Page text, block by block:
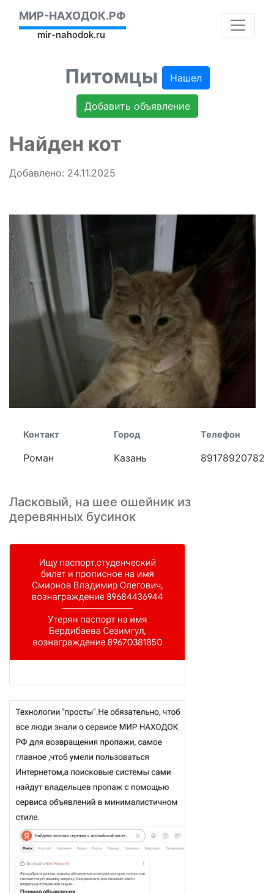
МИР-НАХОДОК.РФ
mir-nahodok.ru
Питомцы Нашел
Добавить объявление
Найден кот
Добавлено: 24.11.2025
Контакт
Роман
Город
Казань
Телефон
89178920782
Ласковый, на шее ошейник из
деревянных бусинок